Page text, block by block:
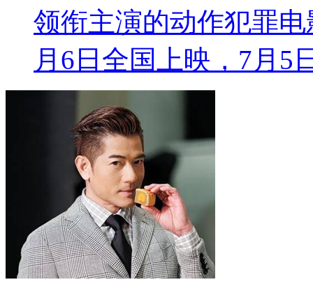
领衔主演的动作犯罪
月6日全国上映，7月5